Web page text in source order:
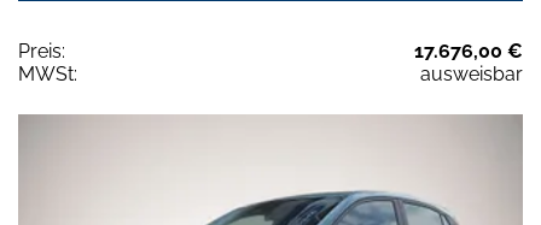
Preis:
17.676,00 €
MWSt:
ausweisbar